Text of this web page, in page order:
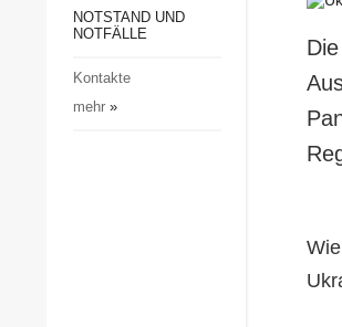
Gesellschaft und
Notstand und
NOTSTAND UND
NOTFÄLLE
Kontakte
mehr»